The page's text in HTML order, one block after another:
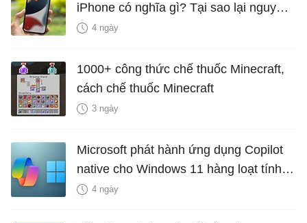
iPhone có nghĩa gì? Tại sao lại nguy
hiểm?
4 ngày
1000+ công thức chế thuốc Minecraft,
cách chế thuốc Minecraft
3 ngày
Microsoft phát hành ứng dụng Copilot
native cho Windows 11 hàng loạt tính
năng mới Hữu Ích
4 ngày